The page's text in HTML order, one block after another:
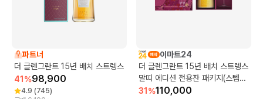
파트너
더 글렌그란트 15년 배치 스트렝스
41 %98,900
4.9 (745)
이마트24
더 글렌그란트 15년 배치 스트렝스
말띠 에디션 전용잔 패키지(스템노
징 글라스 2개)
31 %110,000